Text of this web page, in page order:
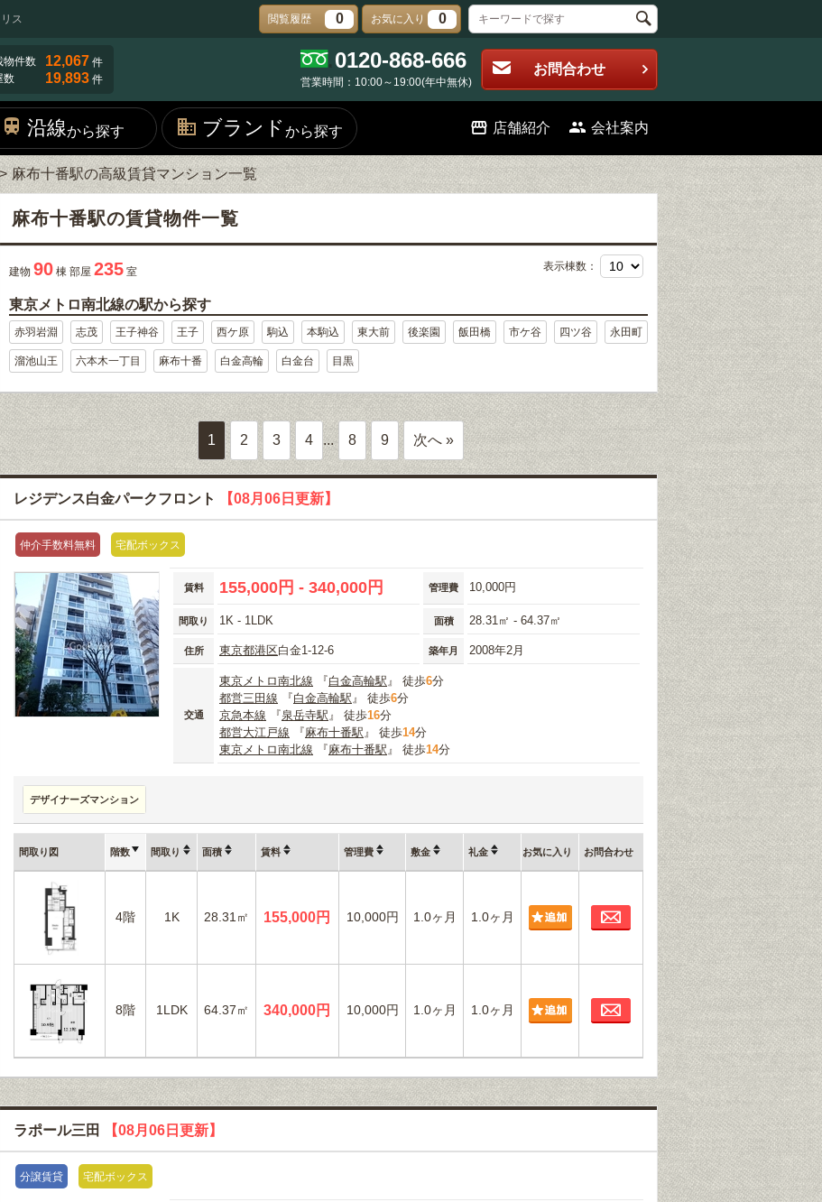
ス 閲覧履歴 0 お気に入り 0
物件数 12,067 件
数
19,893 件
0120-868-666
営業時間：10:00～19:00(年中無休)
お問合わせ
沿線から探す ブランド から探す 店舗紹介 会社案内
麻布十番駅の高級賃貸マンション一覧
麻布十番駅の賃貸物件一覧
建物 90 棟 部屋 235 室
東京メトロ南北線の駅から探す
赤羽岩淵 志茂 王子神谷 王子 西ケ原 駒込 本駒込 東大前 後楽園 飯田橋 市ケ谷 四ツ谷 永田町
溜池山王 六本木一丁目 麻布十番 白金高輪 白金台 目黒
表示棟数：
1 2 3 4 ... 8 9 次へ »
レジデンス白金パークフロント 【08月06日更新】
仲介手数料無料 宅配ボックス
賃料 155,000円 - 340,000円 管理費 10,000円
間取り 1K - 1LDK 面積 28.31㎡ - 64.37㎡
住所 東京都港区白金1-12-6 築年月 2008年2月
交通
東京メトロ南北線 『白金高輪駅 』 徒歩6分
都営三田線 『白金高輪駅 』 徒歩6分
京急本線 『泉岳寺駅 』 徒歩16分
都営大江戸線 『麻布十番駅 』 徒歩14分
東京メトロ南北線 『麻布十番駅 』 徒歩14分
デザイナーズマンション
間取り図 階数 間取り 面積 賃料 管理費 敷金 礼金 お気に入り お問合わせ
4階 1K 28.31㎡ 155,000円 10,000円 1.0ヶ月 1.0ヶ月 お問合わせ
8階 1LDK 64.37㎡ 340,000円 10,000円 1.0ヶ月 1.0ヶ月 お問合わせ
ラポール三田 【08月06日更新】
分譲賃貸 宅配ボックス